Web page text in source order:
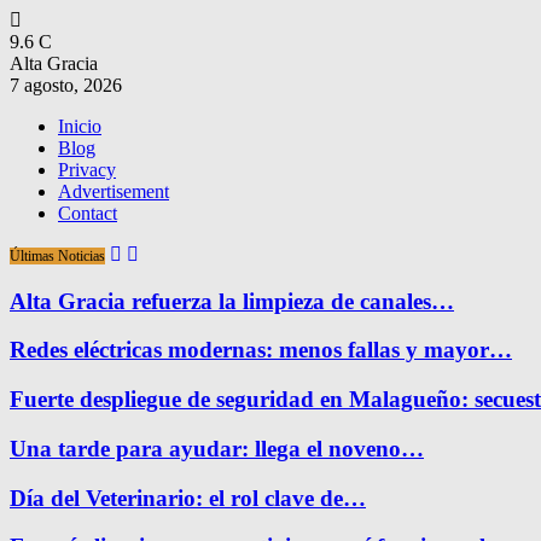
9.6 C
Alta Gracia
7 agosto, 2026
Inicio
Blog
Privacy
Advertisement
Contact
Últimas Noticias
Alta Gracia refuerza la limpieza de canales…
Redes eléctricas modernas: menos fallas y mayor…
Fuerte despliegue de seguridad en Malagueño:
Una tarde para ayudar: llega el noveno…
Día del Veterinario: el rol clave de…